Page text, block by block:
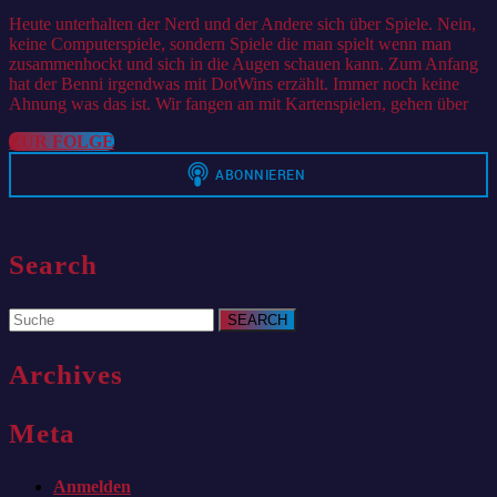
2021
Heute unterhalten der Nerd und der Andere sich über Spiele. Nein,
keine Computerspiele, sondern Spiele die man spielt wenn man
zusammenhockt und sich in die Augen schauen kann. Zum Anfang
hat der Benni irgendwas mit DotWins erzählt. Immer noch keine
Ahnung was das ist. Wir fangen an mit Kartenspielen, gehen über
ZUR FOLGEZUR
FOLGE
Search
Search
for:
Archives
Meta
Anmelden